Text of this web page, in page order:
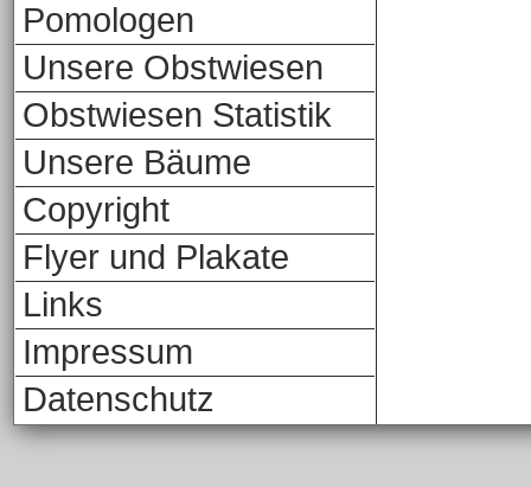
Pomologen
Unsere Obstwiesen
Obstwiesen Statistik
Unsere Bäume
Copyright
Flyer und Plakate
Links
Impressum
Datenschutz